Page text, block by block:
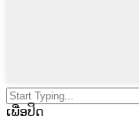
ເພື່ອປິດ